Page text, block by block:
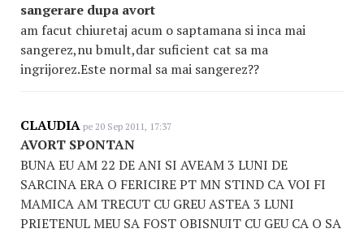
sangerare dupa avort
am facut chiuretaj acum o saptamana si inca mai
sangerez,nu bmult,dar suficient cat sa ma
ingrijorez.Este normal sa mai sangerez??
CLAUDIA pe 20 Sep 2011, 17:37
AVORT SPONTAN
BUNA EU AM 22 DE ANI SI AVEAM 3 LUNI DE
SARCINA ERA O FERICIRE PT MN STIND CA VOI FI
MAMICA AM TRECUT CU GREU ASTEA 3 LUNI
PRIETENUL MEU SA FOST OBISNUIT CU GEU CA O SA